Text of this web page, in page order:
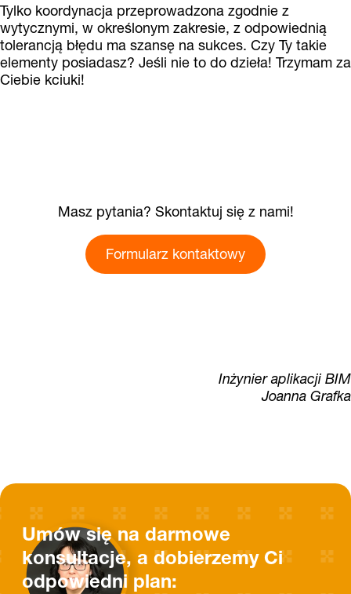
Tylko koordynacja przeprowadzona zgodnie z
wytycznymi, w określonym zakresie, z odpowiednią
tolerancją błędu ma szansę na sukces. Czy Ty takie
elementy posiadasz? Jeśli nie to do dzieła! Trzymam za
Ciebie kciuki!
Masz pytania? Skontaktuj się z nami!
Formularz kontaktowy
Inżynier aplikacji BIM
Joanna Grafka
Umów się na darmowe
konsultacje, a dobierzemy Ci
odpowiedni plan: